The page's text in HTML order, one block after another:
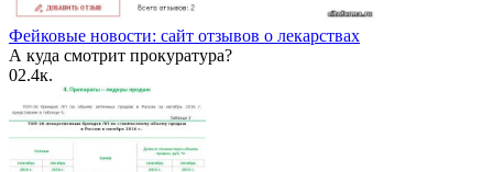
Фейковые новости: сайт отзывов о лекарствах
А куда смотрит прокуратура?
02.4к.